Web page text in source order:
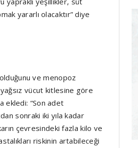
yararlı olacaktır” diye
ve menopoz
vücut kitlesine göre
ekledi: “Son adet
sonraki iki yıla kadar
çevresindeki fazla kilo ve
riskinin artabileceği